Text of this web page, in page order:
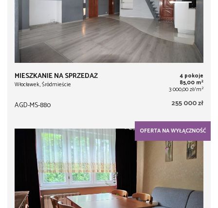
MIESZKANIE NA SPRZEDAŻ
Włocławek, Śródmieście
4 pokoje
85,00 m2
3 000,00 zł/m2
AGD-MS-880 255 000 zł
OFERTA NA WYŁĄCZNOŚĆ